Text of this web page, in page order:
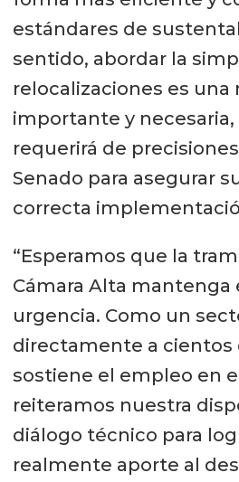
estándares de
sentido, abordar la
relocalizaciones es
importante y
requerirá de
Senado para asegurar
correcta
“Esperamos que la
Cámara Alta mantenga
urgencia. Como un
directamente a cientos
sostiene el empleo en
reiteramos nuestra
diálogo técnico para
realmente aporte al